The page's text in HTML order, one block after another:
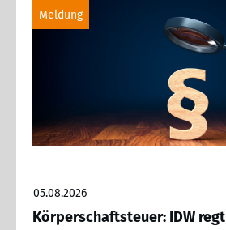
Meldung
05.08.2026
Körperschaftsteuer: IDW regt